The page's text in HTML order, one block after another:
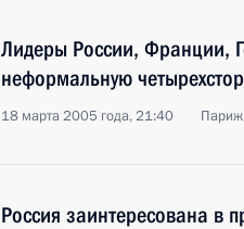
Лидеры России, Франции,
неформальную
18 марта 2005 года, 21:40
Россия заинтересована в